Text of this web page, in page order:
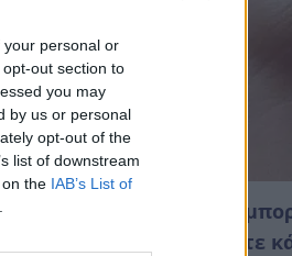
personal or
out section to
you may
by us or personal
opt-out of the
list of downstream
the IAB’s List of
Αυτό το εξόγκωμα
από κάτι που κάνετε